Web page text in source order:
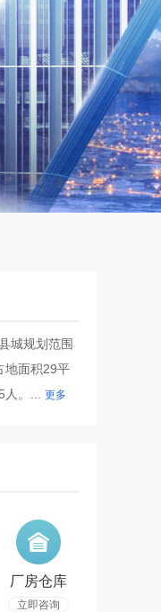
城规划范围
地面积29平
。... 更多
厂房仓库
立即咨询